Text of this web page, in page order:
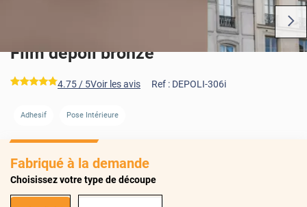
Film dépoli bronze
*****
4.75 / 5Voir les avis Ref : DEPOLI-306i
Adhesif Pose Intérieure
Fabriqué à la demande
Choisissez votre type de découpe